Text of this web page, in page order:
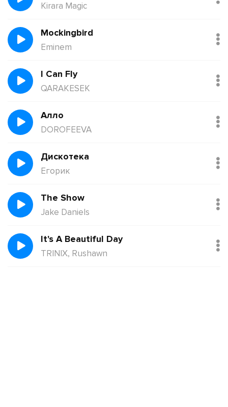
Kirara Magic
Mockingbird
Eminem
I Can Fly
QARAKESEK
Алло
DOROFEEVA
Дискотека
Егорик
The Show
Jake Daniels
It's A Beautiful Day
TRINIX, Rushawn